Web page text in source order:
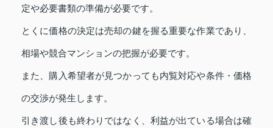
定や必要書類の準備が必要です。
とくに価格の決定は売却の鍵を握る重要な作業であり、
相場や競合マンションの把握が必要です。
また、購入希望者が見つかっても内覧対応や条件・価格
の交渉が発生します。
引き渡し後も終わりではなく、利益が出ている場合は確